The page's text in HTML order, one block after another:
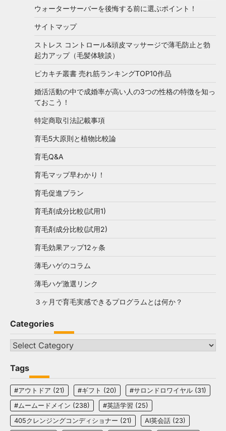
ウォーターサーバーを後悔する前に選ぶポイント！
サイトマップ
ストレス コントロール&頭皮マッサージで薄毛防止と勃
起力アップ（毛髪体験談）
ピカキチ叢書 売れ筋ランキングTOP10作品
婚活活動の中で成婚率が高い人の3つの性格の特徴を知っ
ておこう！
特定商取引法記載事項
育毛5大原則と植物比較論
育毛Q&A
育毛マップ早わかり！
育毛促進プラン
育毛剤成分比較(試用1)
育毛剤成分比較(試用2)
育毛効果アップ12ヶ条
薄毛ハゲのコラム
薄毛ハゲ激選リンク
３ヶ月で育毛実感できるプログラムとは何か？
Categories
Categories
Tags
#アウトドア (21) #ギフト (20) #サロンドロワイヤル (31)
#ムームードメイン (238) #英語学習 (25)
405クレンジングコンディショナー (21) AI英会話 (23)